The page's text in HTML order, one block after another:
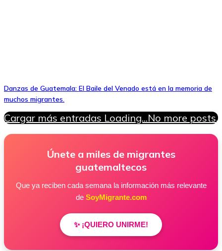
Danzas de Guatemala: El Baile del Venado está en la memoria de
muchos migrantes.
Cargar más entradas Loading...No more posts.
Únete a miles de migrantes
guatemaltecos
Que ya reciben cada semana la información más relevante
de SoyMigrante.com
✨ ¡QUIERO UNIRME!